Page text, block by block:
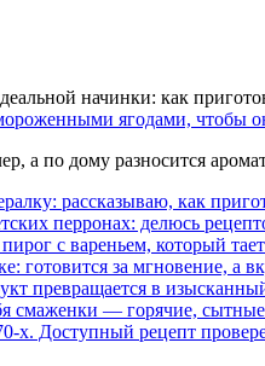
ягодами, чтобы
а по дому разносится
рассказываю, как
перронах: делюсь
с вареньем, который
готовится за мгновение, а
превращается в
смаженки — горячие,
х. Доступный рецепт